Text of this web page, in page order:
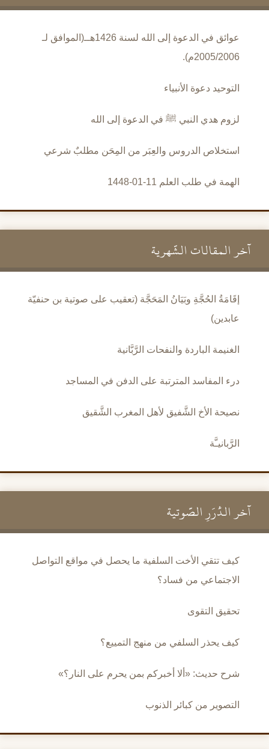
عوائق في الدعوة إلى الله لسنة 1426هــ(الموافق لـ
2005/2006م).
التوحيد دعوة الأنبياء
لزوم هدي النبي ﷺ في الدعوة إلى الله
استخلاص الدروس والعِبَر من المِحَن مطلبٌ شرعي
الهمة في طلب العلم 11-01-1448
آخر المقالات الشَّهرية
إقَامَةُ الحُجَّةِ وبَيَانُ المَحَجَّة (تعقيب على صوتية بن حنفيّة
عابدين)
الغنيمة الباردة والنفحات الرَّبَّانية
درء المفاسد المترتبة على الدفن في المساجد
نصيحة الأخ الشَّفيق لأهل المغرب الشَّقيق
الرَّبانيـَّة
آخر الدُّرَرِ الصَّوتية
كيف تتقي الأخت السلفية ما يحصل في مواقع التواصل
الاجتماعي من فساد؟
تحقيق التقوى
كيف يحذر السلفي من منهج التمييع؟
شرح حديث: «ألا أخبركم بمن يحرم على النار؟»
التصوير من كبائر الذنوب